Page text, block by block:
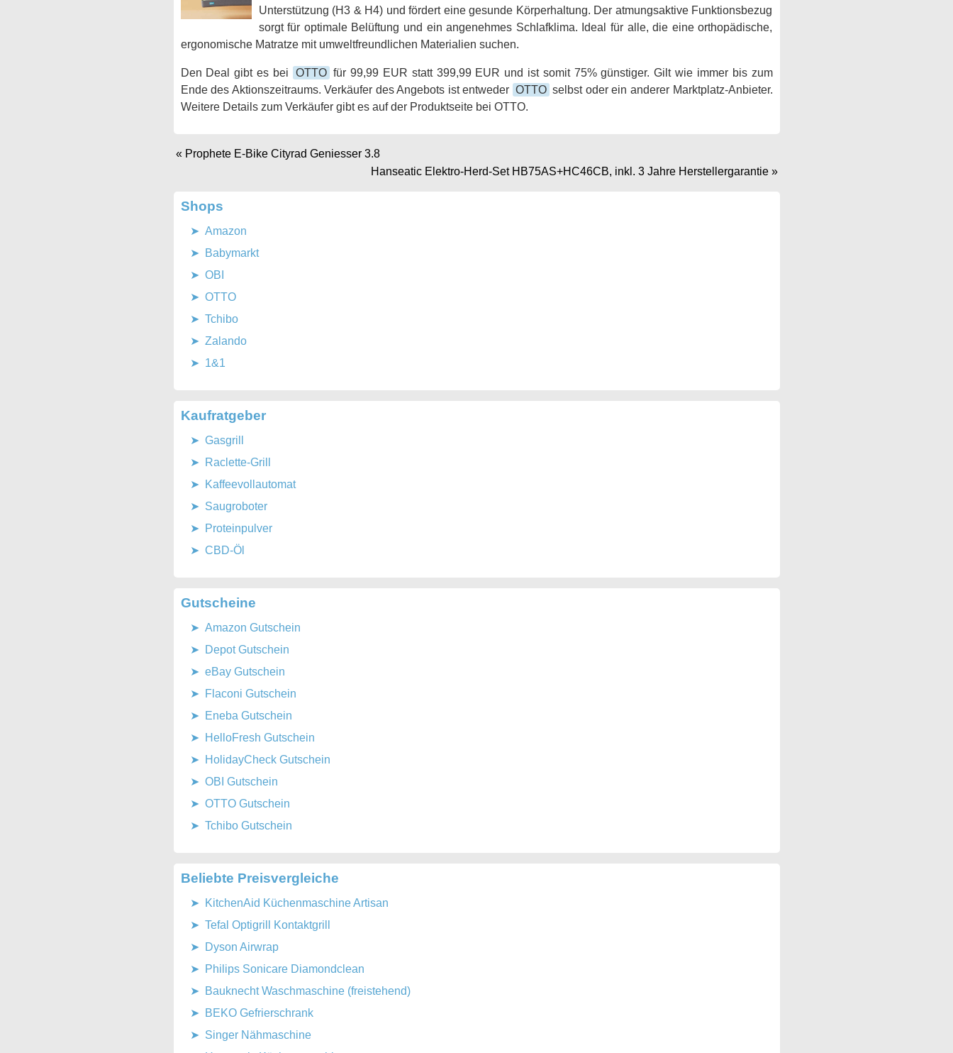
Unterstützung (H3 & H4) und fördert eine gesunde Körperhaltung. Der atmungsaktive Funktionsbezug
sorgt für optimale Belüftung und ein angenehmes Schlafklima. Ideal für alle, die eine orthopädische,
ergonomische Matratze mit umweltfreundlichen Materialien suchen.
Den Deal gibt es bei OTTO für 99,99 EUR statt 399,99 EUR und ist somit 75% günstiger. Gilt wie immer bis zum
Ende des Aktionszeitraums. Verkäufer des Angebots ist entweder OTTO selbst oder ein anderer Marktplatz-Anbieter.
Weitere Details zum Verkäufer gibt es auf der Produktseite bei OTTO.
« Prophete E-Bike Cityrad Geniesser 3.8
Hanseatic Elektro-Herd-Set HB75AS+HC46CB, inkl. 3 Jahre Herstellergarantie»
Shops
Amazon
Babymarkt
OBI
OTTO
Tchibo
Zalando
1&1
Kaufratgeber
Gasgrill
Raclette-Grill
Kaffeevollautomat
Saugroboter
Proteinpulver
CBD-Öl
Gutscheine
Amazon Gutschein
Depot Gutschein
eBay Gutschein
Flaconi Gutschein
Eneba Gutschein
HelloFresh Gutschein
HolidayCheck Gutschein
OBI Gutschein
OTTO Gutschein
Tchibo Gutschein
Beliebte Preisvergleiche
KitchenAid Küchenmaschine Artisan
Tefal Optigrill Kontaktgrill
Dyson Airwrap
Philips Sonicare Diamondclean
Bauknecht Waschmaschine (freistehend)
BEKO Gefrierschrank
Singer Nähmaschine